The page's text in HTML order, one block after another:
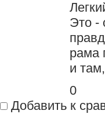
Это -
рама
и
0
Добавить к